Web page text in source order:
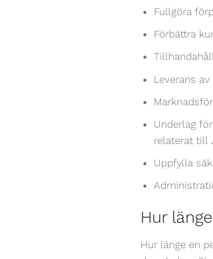
Fullgöra
Förbättra
Leverans
Underlag
relaterat till
Uppfylla
Hur
Hur länge en